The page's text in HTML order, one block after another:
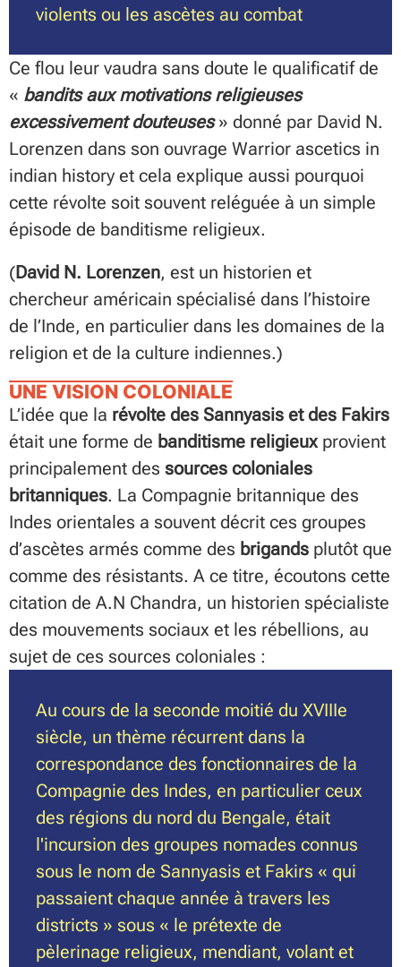
violents ou les ascètes au combat
Ce flou leur vaudra sans doute le qualificatif de
« bandits aux motivations religieuses
excessivement douteuses» donné par David N.
Lorenzen dans son ouvrage Warrior ascetics in
indian history et cela explique aussi pourquoi
cette révolte soit souvent reléguée à un simple
épisode de banditisme religieux.
(David N. Lorenzen, est un historien et
chercheur américain spécialisé dans l’histoire
de l’Inde, en particulier dans les domaines de la
religion et de la culture indiennes.)
UNE VISION COLONIALE
L’idée que la révolte des Sannyasis et des Fakirs
était une forme de banditisme religieuxprovient
principalement des sources coloniales
britanniques. La Compagnie britannique des
Indes orientales a souvent décrit ces groupes
d’ascètes armés comme des brigands plutôt que
comme des résistants. A ce titre, écoutons cette
citation de A.N Chandra, un historien spécialiste
des mouvements sociaux et les rébellions, au
sujet de ces sources coloniales :
Au cours de la seconde moitié du XVIIIe
siècle, un thème récurrent dans la
correspondance des fonctionnaires de la
Compagnie des Indes, en particulier ceux
des régions du nord du Bengale, était
l'incursion des groupes nomades connus
sous le nom de Sannyasis et Fakirs « qui
passaient chaque année à travers les
districts » sous « le prétexte de
pèlerinage religieux, mendiant, volant et